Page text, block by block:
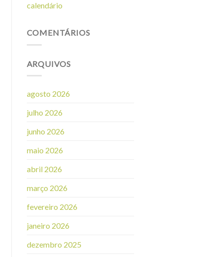
calendário
COMENTÁRIOS
ARQUIVOS
agosto 2026
julho 2026
junho 2026
maio 2026
abril 2026
março 2026
fevereiro 2026
janeiro 2026
dezembro 2025